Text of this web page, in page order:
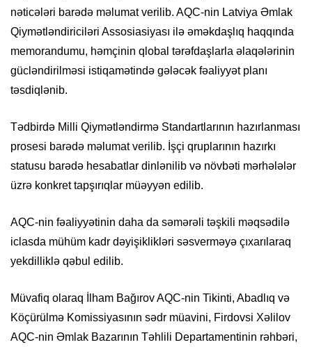
nəticələri barədə məlumat verilib. AQC-nin Latviya Əmlak
Qiymətləndiriciləri Assosiasiyası ilə əməkdaşlıq haqqında
memorandumu, həmçinin qlobal tərəfdaşlarla əlaqələrinin
gücləndirilməsi istiqamətində gələcək fəaliyyət planı
təsdiqlənib.
Tədbirdə Milli Qiymətləndirmə Standartlarının hazırlanması
prosesi barədə məlumat verilib. İşçi qruplarının hazırkı
statusu barədə hesabatlar dinlənilib və növbəti mərhələlər
üzrə konkret tapşırıqlar müəyyən edilib.
AQC-nin fəaliyyətinin daha da səmərəli təşkili məqsədilə
iclasda mühüm kadr dəyişiklikləri səsverməyə çıxarılaraq
yekdilliklə qəbul edilib.
Müvafiq olaraq İlham Bağırov AQC-nin Tikinti, Abadlıq və
Köçürülmə Komissiyasının sədr müavini, Firdovsi Xəlilov
AQC-nin Əmlak Bazarının Təhlili Departamentinin rəhbəri,